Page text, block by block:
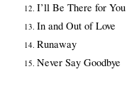
I’ll Be There for You
In and Out of Love
Runaway
Never Say Goodbye